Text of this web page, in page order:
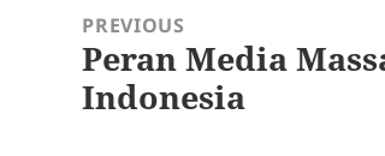
navigationPREVIOUS
Previous
post:
Peran Media
Indonesia